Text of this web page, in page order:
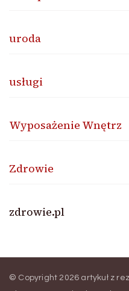
uroda
usługi
Wyposażenie Wnętrz
Zdrowie
zdrowie.pl
© Copyright 2026 artykuł z